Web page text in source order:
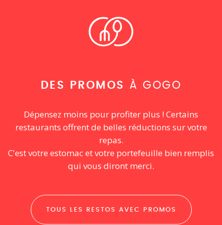
DES PROMOS À GOGO
Dépensez moins pour profiter plus ! Certains
restaurants offrent de belles réductions sur votre
repas.
C'est votre estomac et votre portefeuille bien remplis
qui vous diront merci.
TOUS LES RESTOS AVEC PROMOS